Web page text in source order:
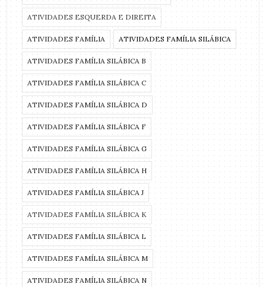
ATIVIDADES ESQUERDA E DIREITA
ATIVIDADES FAMÍLIA ATIVIDADES FAMÍLIA SILÁBICA
ATIVIDADES FAMÍLIA SILÁBICA B
ATIVIDADES FAMÍLIA SILÁBICA C
ATIVIDADES FAMÍLIA SILÁBICA D
ATIVIDADES FAMÍLIA SILÁBICA F
ATIVIDADES FAMÍLIA SILÁBICA G
ATIVIDADES FAMÍLIA SILÁBICA H
ATIVIDADES FAMÍLIA SILÁBICA J
ATIVIDADES FAMÍLIA SILÁBICA K
ATIVIDADES FAMÍLIA SILÁBICA L
ATIVIDADES FAMÍLIA SILÁBICA M
ATIVIDADES FAMÍLIA SILÁBICA N